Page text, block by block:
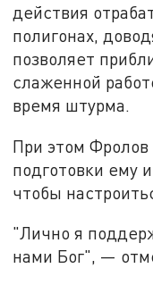
действия
полигонах,
позволяет
слаженной
время штурма.
При этом Фролов
подготовки ему
чтобы
"Лично я
нами Бог", —